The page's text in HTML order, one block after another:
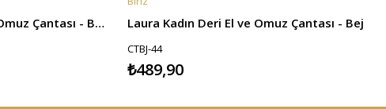
Laura Kadın Deri El ve Omuz Çantası - Bordo Laura Kadın Deri El ve Omuz Çantası - Bej
CTBJ-44
₺489,90